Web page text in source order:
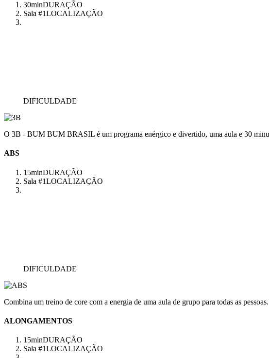
30minDURAÇÃO
Sala #1LOCALIZAÇÃO
DIFICULDADE
O 3B - BUM BUM BRASIL é um programa enérgico e divertido, uma aula e 30
ABS
15minDURAÇÃO
Sala #1LOCALIZAÇÃO
DIFICULDADE
Combina um treino de core com a energia de uma aula de grupo para todas as
ALONGAMENTOS
15minDURAÇÃO
Sala #1LOCALIZAÇÃO